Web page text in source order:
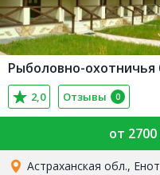
Рыболовно-охотничья
2,0 Отзывы 0
от
Астраханская обл.,